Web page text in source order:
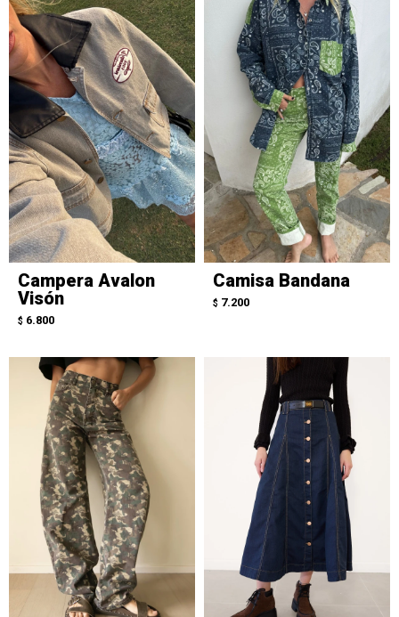
Campera Avalon
Visón
$ 6.800
Camisa Bandana
$ 7.200